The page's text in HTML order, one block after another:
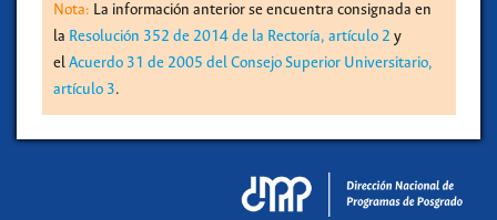
Nota: La información anterior se encuentra consignada en
la Resolución 352 de 2014 de la Rectoría, artículo 2 y
el Acuerdo 31 de 2005 del Consejo Superior Universitario,
artículo 3.